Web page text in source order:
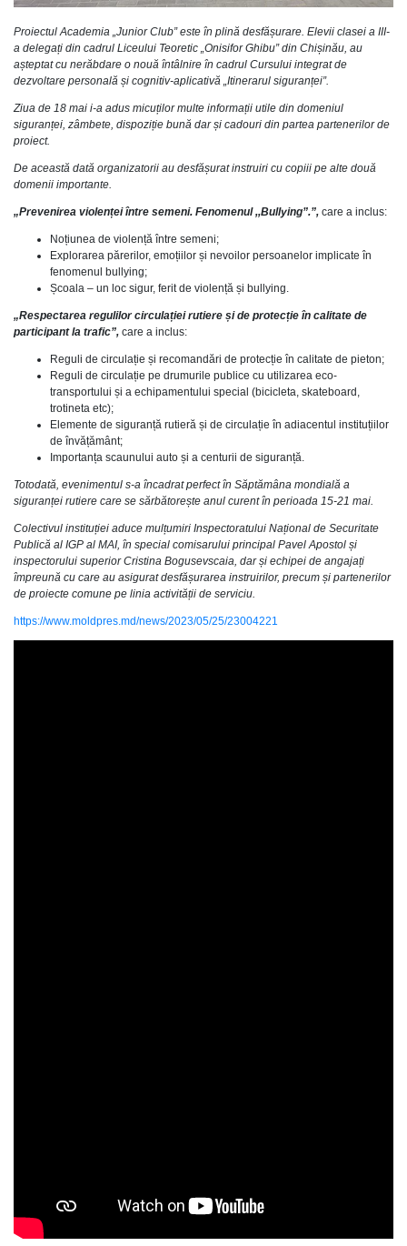
Proiectul Academia „Junior Club” este în plină desfășurare. Elevii clasei a III-
a delegați din cadrul Liceului Teoretic „Onisifor Ghibu” din Chișinău, au
așteptat cu nerăbdare o nouă întâlnire în cadrul Cursului integrat de
dezvoltare personală și cognitiv-aplicativă „Itinerarul siguranței”.
Ziua de 18 mai i-a adus micuților multe informații utile din domeniul
siguranței, zâmbete, dispoziție bună dar și cadouri din partea partenerilor de
proiect.
De această dată organizatorii au desfășurat instruiri cu copiii pe alte două
domenii importante.
„Prevenirea violenței între semeni. Fenomenul ,,Bullying”.”, care a inclus:
Noțiunea de violență între semeni;
Explorarea părerilor, emoțiilor și nevoilor persoanelor implicate în
fenomenul bullying;
Școala – un loc sigur, ferit de violență și bullying.
„Respectarea regulilor circulației rutiere și de protecție în calitate de
participant la trafic”, care a inclus:
Reguli de circulație și recomandări de protecție în calitate de pieton;
Reguli de circulație pe drumurile publice cu utilizarea eco-
transportului și a echipamentului special (bicicleta, skateboard,
trotineta etc);
Elemente de siguranță rutieră și de circulație în adiacentul instituțiilor
de învățământ;
Importanța scaunului auto și a centurii de siguranță.
Totodată, evenimentul s-a încadrat perfect în Săptămâna mondială a
siguranței rutiere care se sărbătorește anul curent în perioada 15-21 mai.
Colectivul instituției aduce mulțumiri Inspectoratului Național de Securitate
Publică al IGP al MAI, în special comisarului principal Pavel Apostol și
inspectorului superior Cristina Bogusevscaia, dar și echipei de angajați
împreună cu care au asigurat desfășurarea instruirilor, precum și partenerilor
de proiecte comune pe linia activității de serviciu.
https://www.moldpres.md/news/2023/05/25/23004221